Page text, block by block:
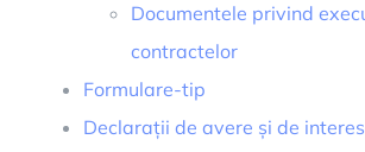
Documentele privind
contractelor
Formulare-tip
Declarații de avere și de